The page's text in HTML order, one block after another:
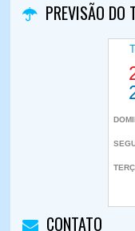
PREVISÃO DO
CONTATO